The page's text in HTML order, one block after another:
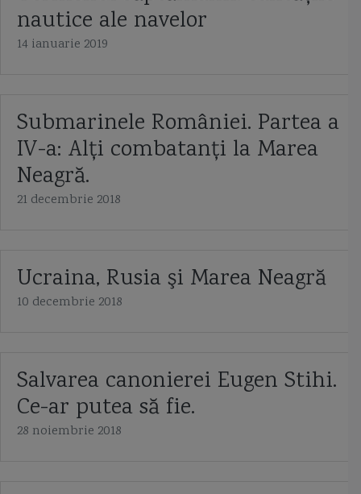
nautice ale navelor
14 ianuarie 2019
Submarinele României. Partea a
IV-a: Alţi combatanţi la Marea
Neagră.
21 decembrie 2018
Ucraina, Rusia şi Marea Neagră
10 decembrie 2018
Salvarea canonierei Eugen Stihi.
Ce-ar putea să fie.
28 noiembrie 2018